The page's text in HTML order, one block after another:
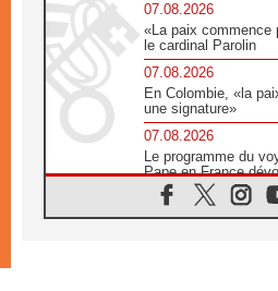
07.08.2026
«La paix commence
le cardinal Parolin
07.08.2026
En Colombie, «la
une signature»
07.08.2026
Le programme du
Pape en France
07.08.2026
1ère Conférence